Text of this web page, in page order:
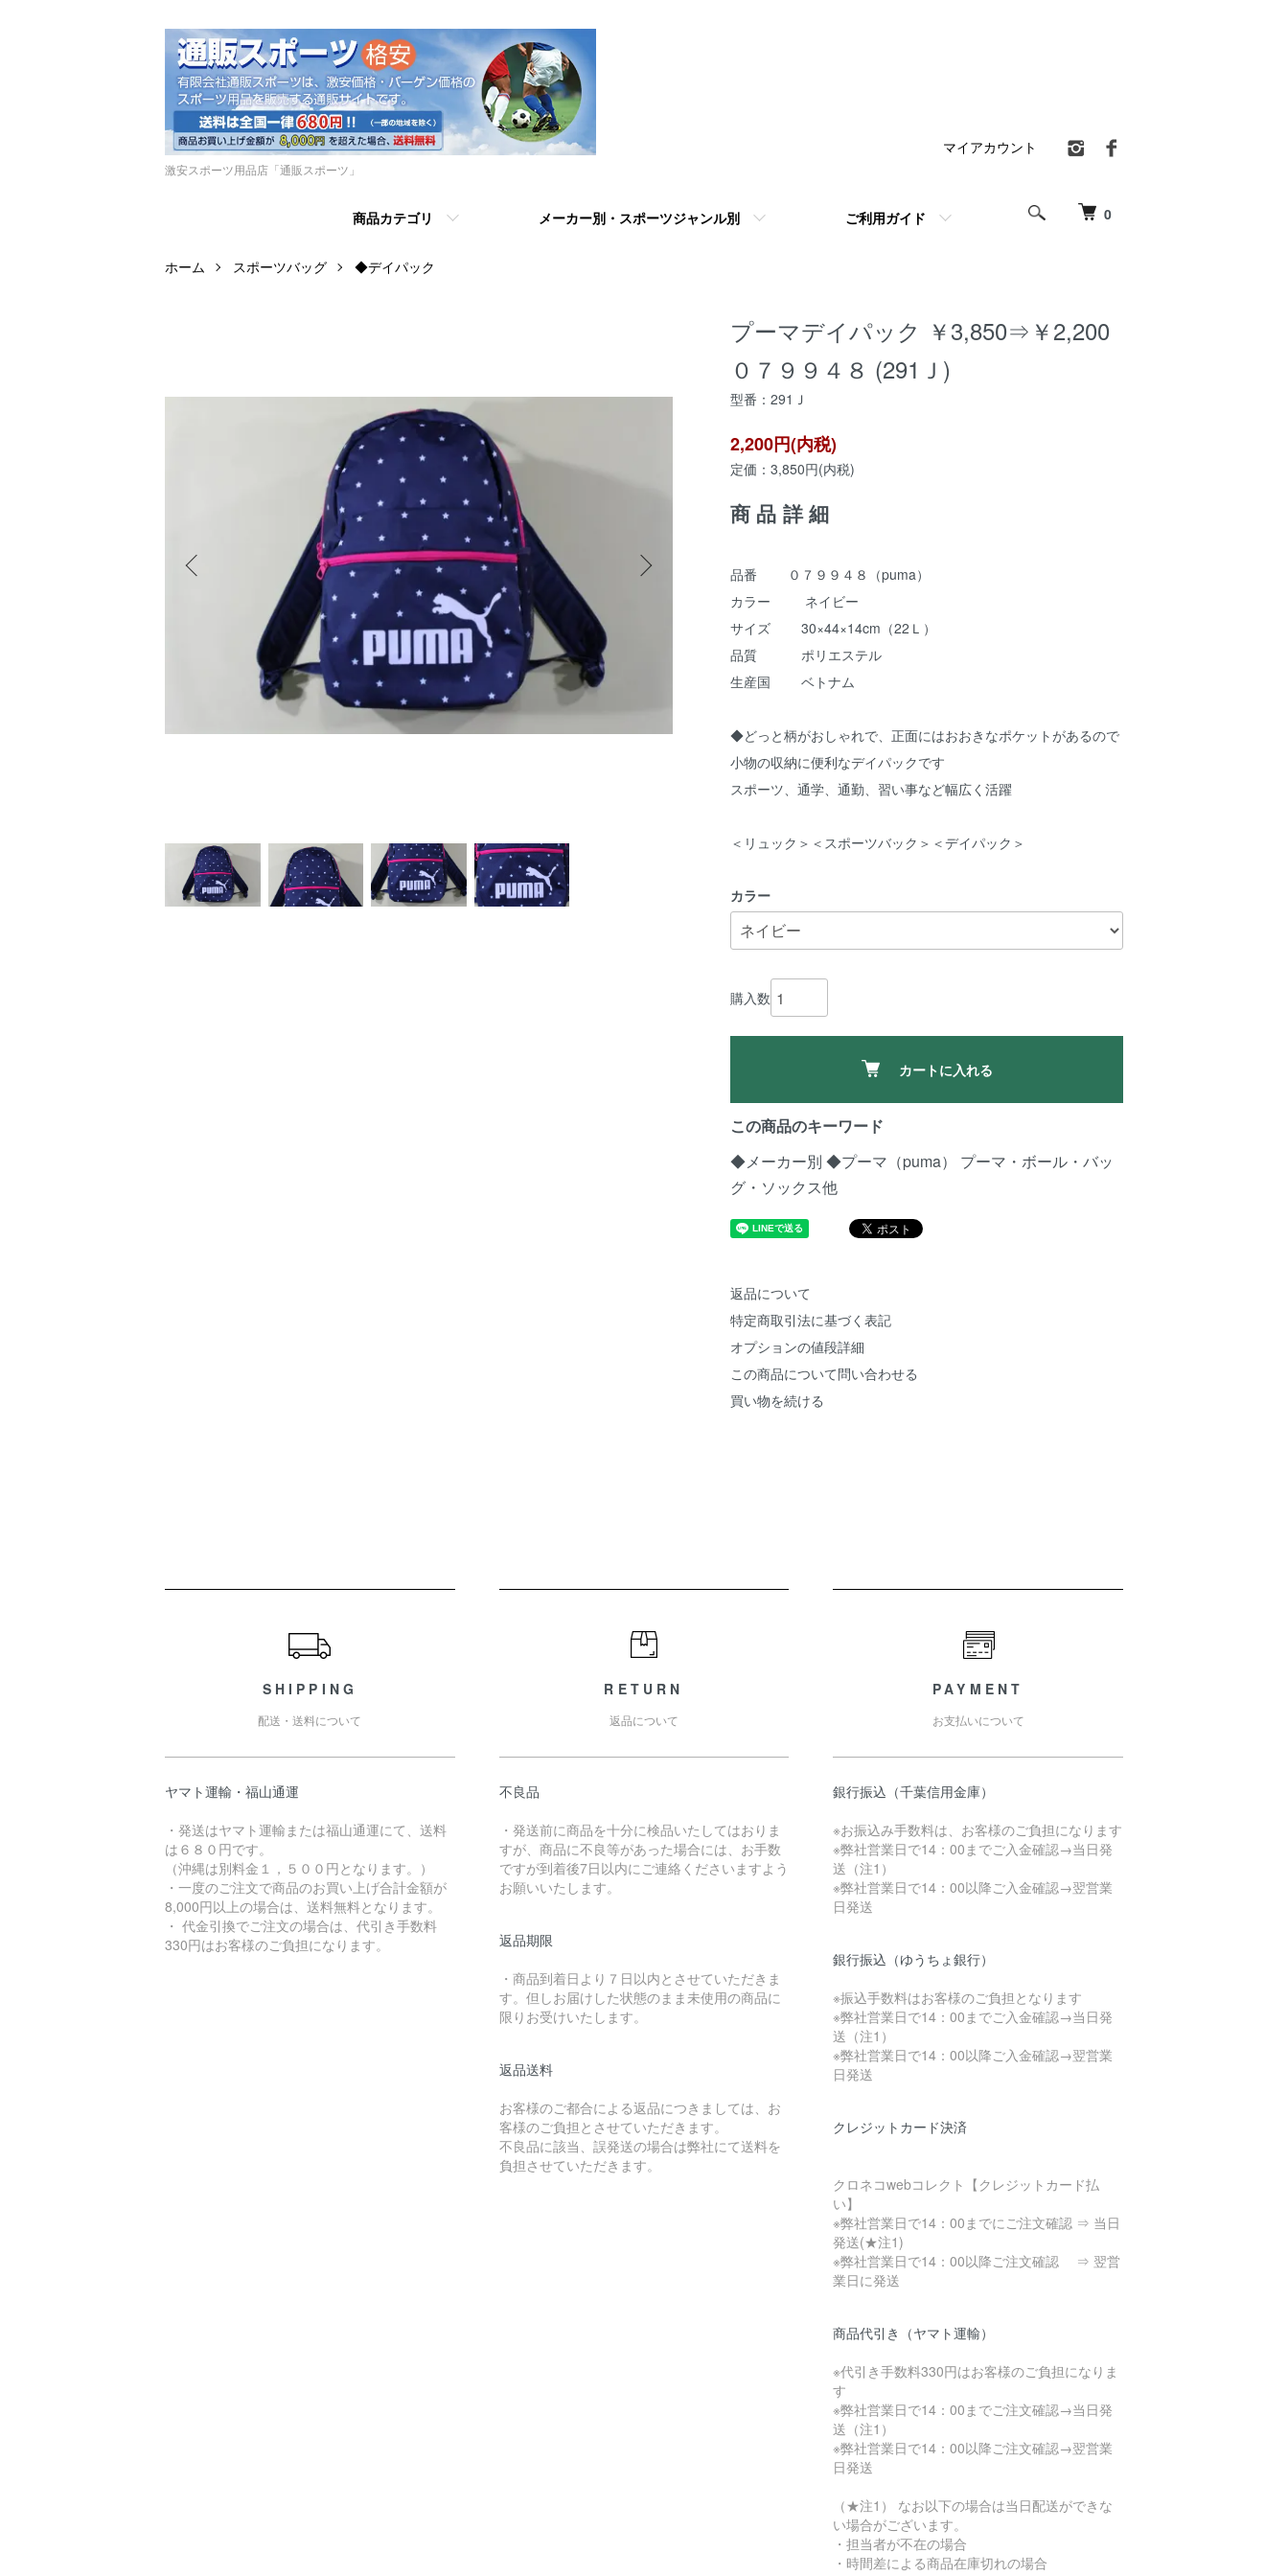
激安スポーツ用品店「通販スポーツ」
0
商品カテゴリ メーカー別・スポーツジャンル別 ご利用ガイド
マイアカウント
ホーム スポーツバッグ ◆デイパック
プーマデイパック ￥3,850⇒￥2,200
０７９９４８ (291Ｊ)
型番：291Ｊ
2,200円(内税)
定価：3,850円(内税)
商品詳細
品番 ０７９９４８（puma）
カラー ネイビー
サイズ 30×44×14cm（22Ｌ）
品質 ポリエステル
生産国 ベトナム
◆どっと柄がおしゃれで、正面にはおおきなポケットがあるので
小物の収納に便利なデイパックです
スポーツ、通学、通勤、習い事など幅広く活躍
＜リュック＞＜スポーツバック＞＜デイパック＞
カラー
購入数
カートに入れる
この商品のキーワード
◆メーカー別 ◆プーマ（puma）
プーマ・ボール・バッ
グ・ソックス他
返品について
特定商取引法に基づく表記
オプションの値段詳細
この商品について問い合わせる
買い物を続ける
SHIPPING
配送・送料について
ヤマト運輸・福山通運
・発送はヤマト運輸または福山通運にて、送料
は６８０円です。
（沖縄は別料金１，５００円となります。）
・一度のご注文で商品のお買い上げ合計金額が
8,000円以上の場合は、送料無料となります。
・ 代金引換でご注文の場合は、代引き手数料
330円はお客様のご負担になります。
RETURN
返品について
不良品
・発送前に商品を十分に検品いたしてはおりま
すが、商品に不良等があった場合には、お手数
ですが到着後7日以内にご連絡くださいますよう
お願いいたします。
返品期限
・商品到着日より７日以内とさせていただきま
す。但しお届けした状態のまま未使用の商品に
限りお受けいたします。
返品送料
お客様のご都合による返品につきましては、お
客様のご負担とさせていただきます。
不良品に該当、誤発送の場合は弊社にて送料を
負担させていただきます。
PAYMENT
お支払いについて
銀行振込（千葉信用金庫）
※お振込み手数料は、お客様のご負担になります
※弊社営業日で14：00までご入金確認→当日発
送（注1）
※弊社営業日で14：00以降ご入金確認→翌営業
日発送
銀行振込（ゆうちょ銀行）
※振込手数料はお客様のご負担となります
※弊社営業日で14：00までご入金確認→当日発
送（注1）
※弊社営業日で14：00以降ご入金確認→翌営業
日発送
クレジットカード決済
クロネコwebコレクト【クレジットカード払
い】
※弊社営業日で14：00までにご注文確認 ⇒ 当日
発送(★注1)
※弊社営業日で14：00以降ご注文確認 ⇒ 翌営
業日に発送
商品代引き（ヤマト運輸）
※代引き手数料330円はお客様のご負担になりま
す
※弊社営業日で14：00までご注文確認→当日発
送（注1）
※弊社営業日で14：00以降ご注文確認→翌営業
日発送
（★注1） なお以下の場合は当日配送ができな
い場合がございます。
・担当者が不在の場合
・時間差による商品在庫切れの場合